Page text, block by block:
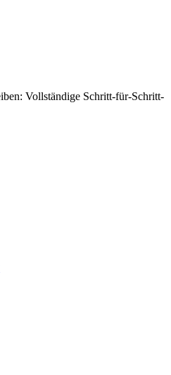
Vollständige Schritt-für-Schritt-